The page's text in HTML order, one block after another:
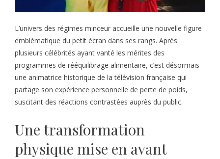
L’univers des régimes minceur accueille une nouvelle figure
emblématique du petit écran dans ses rangs. Après
plusieurs célébrités ayant vanté les mérites des
programmes de rééquilibrage alimentaire, c’est désormais
une animatrice historique de la télévision française qui
partage son expérience personnelle de perte de poids,
suscitant des réactions contrastées auprès du public.
Une transformation
physique mise en avant